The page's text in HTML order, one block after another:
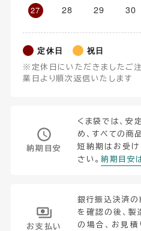
27
28 29 30
定休日 祝日
※定休日にいただきましたご
業日より順次返信いたします
納期目安
くま袋では、安
め、すべての商
短納期はお受け
さい。納期目安
お支払い
銀行振込決済の
を確認の後、製
の場合、お見